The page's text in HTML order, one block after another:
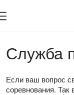
Служба
Если ваш вопрос
соревнования. Так